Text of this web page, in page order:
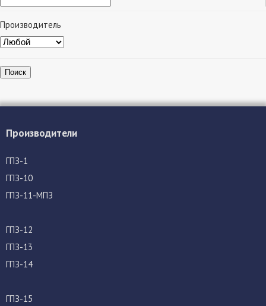
Производитель
Поиск
Производители
ГПЗ-1
ГПЗ-10
ГПЗ-11-МПЗ
ГПЗ-12
ГПЗ-13
ГПЗ-14
ГПЗ-15